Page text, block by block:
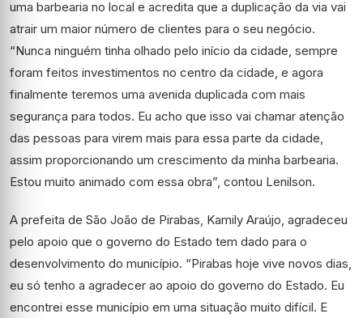
uma barbearia no local e acredita que a duplicação da via vai
atrair um maior número de clientes para o seu negócio.
“Nunca ninguém tinha olhado pelo início da cidade, sempre
foram feitos investimentos no centro da cidade, e agora
finalmente teremos uma avenida duplicada com mais
segurança para todos. Eu acho que isso vai chamar atenção
das pessoas para virem mais para essa parte da cidade,
assim proporcionando um crescimento da minha barbearia.
Estou muito animado com essa obra”, contou Lenilson.
A prefeita de São João de Pirabas, Kamily Araújo, agradeceu
pelo apoio que o governo do Estado tem dado para o
desenvolvimento do município. “Pirabas hoje vive novos dias,
eu só tenho a agradecer ao apoio do governo do Estado. Eu
encontrei esse município em uma situação muito difícil. E